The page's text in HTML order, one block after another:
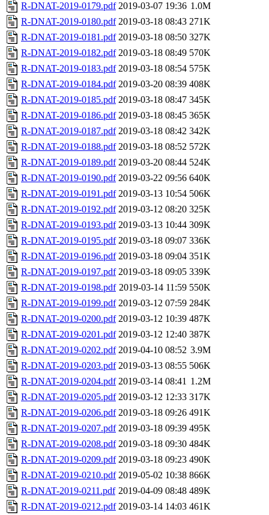
R-DNAT-2019-0179.pdf 2019-03-07 19:36 1.0M
R-DNAT-2019-0180.pdf 2019-03-18 08:43 271K
R-DNAT-2019-0181.pdf 2019-03-18 08:50 327K
R-DNAT-2019-0182.pdf 2019-03-18 08:49 570K
R-DNAT-2019-0183.pdf 2019-03-18 08:54 575K
R-DNAT-2019-0184.pdf 2019-03-20 08:39 408K
R-DNAT-2019-0185.pdf 2019-03-18 08:47 345K
R-DNAT-2019-0186.pdf 2019-03-18 08:45 365K
R-DNAT-2019-0187.pdf 2019-03-18 08:42 342K
R-DNAT-2019-0188.pdf 2019-03-18 08:52 572K
R-DNAT-2019-0189.pdf 2019-03-20 08:44 524K
R-DNAT-2019-0190.pdf 2019-03-22 09:56 640K
R-DNAT-2019-0191.pdf 2019-03-13 10:54 506K
R-DNAT-2019-0192.pdf 2019-03-12 08:20 325K
R-DNAT-2019-0193.pdf 2019-03-13 10:44 309K
R-DNAT-2019-0195.pdf 2019-03-18 09:07 336K
R-DNAT-2019-0196.pdf 2019-03-18 09:04 351K
R-DNAT-2019-0197.pdf 2019-03-18 09:05 339K
R-DNAT-2019-0198.pdf 2019-03-14 11:59 550K
R-DNAT-2019-0199.pdf 2019-03-12 07:59 284K
R-DNAT-2019-0200.pdf 2019-03-12 10:39 487K
R-DNAT-2019-0201.pdf 2019-03-12 12:40 387K
R-DNAT-2019-0202.pdf 2019-04-10 08:52 3.9M
R-DNAT-2019-0203.pdf 2019-03-13 08:55 506K
R-DNAT-2019-0204.pdf 2019-03-14 08:41 1.2M
R-DNAT-2019-0205.pdf 2019-03-12 12:33 317K
R-DNAT-2019-0206.pdf 2019-03-18 09:26 491K
R-DNAT-2019-0207.pdf 2019-03-18 09:39 495K
R-DNAT-2019-0208.pdf 2019-03-18 09:30 484K
R-DNAT-2019-0209.pdf 2019-03-18 09:23 490K
R-DNAT-2019-0210.pdf 2019-05-02 10:38 866K
R-DNAT-2019-0211.pdf 2019-04-09 08:48 489K
R-DNAT-2019-0212.pdf 2019-03-14 14:03 461K